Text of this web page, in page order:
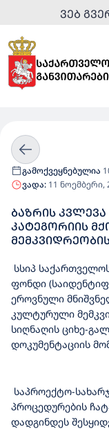
ᲕᲔᲑ
გამოქვეყნებულია
ვადა: 11 ნოემბერი,
ᲑᲐᲖᲠᲘᲡ
ᲙᲐᲢᲔᲒᲝᲠᲘᲘᲡ
ᲡᲐᲛᲣᲨᲐᲝᲔᲑᲘᲡ
სსიპ
ფონდი
ეროვნული
კულტურული
სიღნაღის ციხე-
დოკუმენტაციის
საპროექტო-
პროცედურების
დადგინდეს